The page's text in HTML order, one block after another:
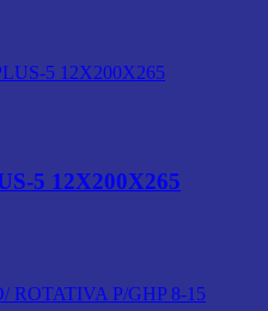
5 12X200X265